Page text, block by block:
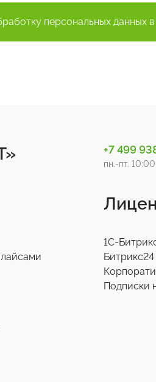
персональных
+7 499
пн.-пт.
1С-
Битрикс24
Подписки